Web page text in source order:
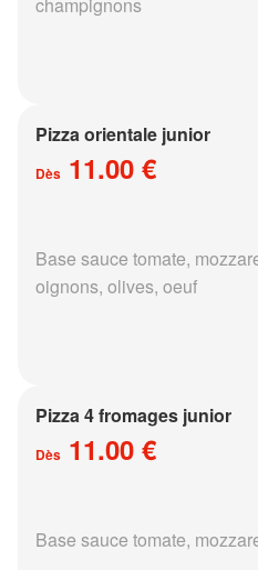
Pizza orientale junior
Dès 11.00 €
Base sauce tomate,
oignons, olives, oeuf
Pizza 4 fromages junior
Dès 11.00 €
Base sauce tomate,